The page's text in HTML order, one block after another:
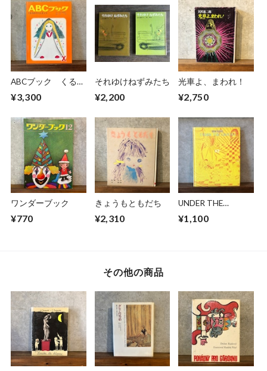
ABCブック くるみ
¥3,300
それゆけねずみたち
¥2,200
光車よ、まわれ！
¥2,750
ワンダーブック
¥770
きょうもともだち
¥2,310
UNDER THE
¥1,100
その他の商品